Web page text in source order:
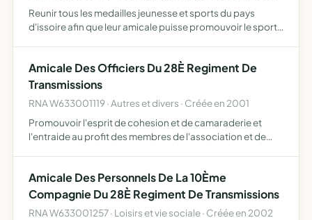
Reunir tous les medailles jeunesse et sports du pays
d'issoire afin que leur amicale puisse promouvoir le sport,
Amicale Des Officiers Du 28È Regiment De
Transmissions
RNA W633001119 · Autres et divers · Créée en 2001
Promouvoir l'esprit de cohesion et de camaraderie et
l'entraide au profit des membres de l'association et de
financiereme…
Amicale Des Personnels De La 10Ème
Compagnie Du 28È Regiment De Transmissions
RNA W633001257 · Loisirs et vie sociale · Créée en 2002